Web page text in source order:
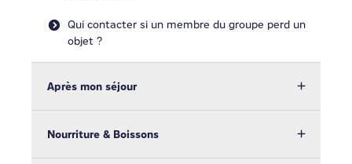
Qui contacter si un membre du groupe perd un
objet ?
Après mon séjour
Nourriture & Boissons